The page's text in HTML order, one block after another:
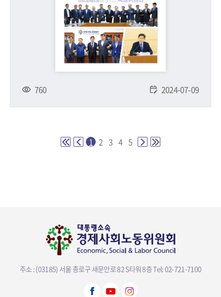
760 2024-07-09
1 2 3 4 5
주소 : (03185) 서울 종로구 새문안로 82 S타워 8층Tel: 02-721-7100
뷰어다운로드 선택